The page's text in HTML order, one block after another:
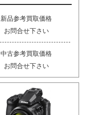
新品参考買取価格
お問合せ下さい
中古参考買取価格
お問合せ下さい